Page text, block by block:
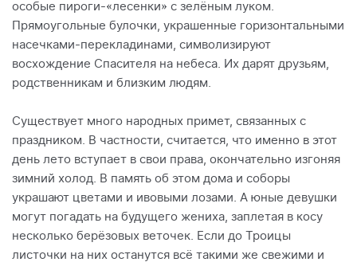
особые пироги-«лесенки» с зелёным луком.
Прямоугольные булочки, украшенные горизонтальными
насечками-перекладинами, символизируют
восхождение Спасителя на небеса. Их дарят друзьям,
родственникам и близким людям.
Существует много народных примет, связанных с
праздником. В частности, считается, что именно в этот
день лето вступает в свои права, окончательно изгоняя
зимний холод. В память об этом дома и соборы
украшают цветами и ивовыми лозами. А юные девушки
могут погадать на будущего жениха, заплетая в косу
несколько берёзовых веточек. Если до Троицы
листочки на них останутся всё такими же свежими и